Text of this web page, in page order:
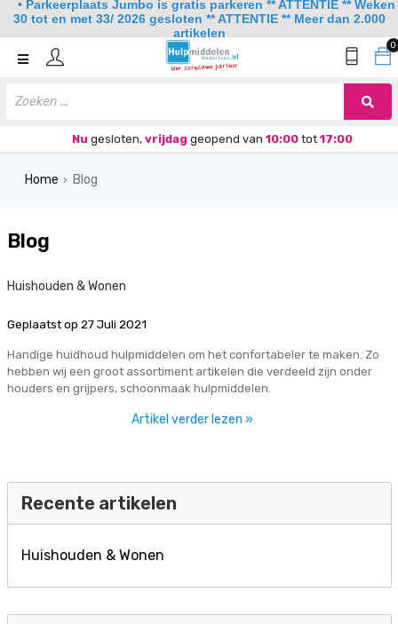
0
Nu gesloten, vrijdag geopend van 10:00 tot 17:00
Home
Mobiliteit
Lezen en schrijven
Meer
Over ons
Contact
Home › Blog
Blog
Huishouden & Wonen
Geplaatst op 27 Juli 2021
Handige huidhoud hulpmiddelen om het confortabeler te maken. Zo
hebben wij een groot assortiment artikelen die verdeeld zijn onder
houders en grijpers, schoonmaak hulpmiddelen.
Artikel verder lezen »
Recente artikelen
Huishouden & Wonen
• Parkeerplaats Jumbo is gratis parkeren ** ATTENTIE ** Weken
30 tot en met 33/ 2026 gesloten ** ATTENTIE ** Meer dan 2.000
artikelen